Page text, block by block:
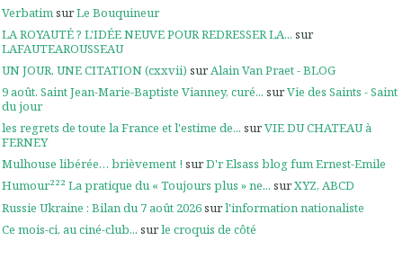
VerbatimsurLe Bouquineur
LA ROYAUTÉ ? L'IDÉE NEUVE POUR REDRESSER LA... sur
LAFAUTEAROUSSEAU
UN JOUR, UNE CITATION (cxxvii) surAlain Van Praet - BLOG
9 août. Saint Jean-Marie-Baptiste Vianney, curé... surVie des Saints - Saint
du jour
les regrets de toute la France et l'estime de... surVIE DU CHATEAU à
FERNEY
Mulhouse libérée… brièvement ! surD'r Elsass blog fum Ernest-Emile
Humour²²² La pratique du « Toujours plus » ne... surXYZ, ABCD
Russie Ukraine : Bilan du 7 août 2026surl'information nationaliste
Ce mois-ci, au ciné-club... surle croquis de côté